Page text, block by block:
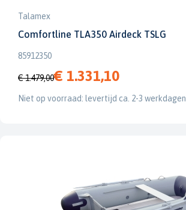
Talamex
Comfortline TLA350 Airdeck TSLG
85912350
€ 1.479,00€ 1.331,10
Niet op voorraad: levertijd ca. 2-3 werkdagen